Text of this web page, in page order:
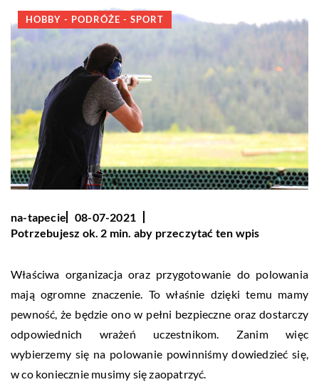
HOBBY - PODRÓŻE - SPORT
na-tapecie
08-07-2021
Potrzebujesz ok. 2 min. aby przeczytać ten wpis
Właściwa organizacja oraz przygotowanie do polowania
mają ogromne znaczenie. To właśnie dzięki temu mamy
pewność, że będzie ono w pełni bezpieczne oraz dostarczy
odpowiednich wrażeń uczestnikom. Zanim więc
wybierzemy się na polowanie powinniśmy dowiedzieć się,
w co koniecznie musimy się zaopatrzyć.